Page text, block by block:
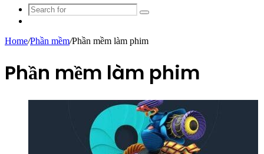
Search
Home/Phần mềm/Phần mềm làm phim
Phần mềm làm phim